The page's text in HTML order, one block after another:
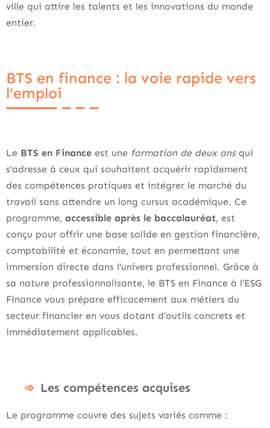
ville qui attire les talents et les innovations du monde
entier.
BTS en finance : la voie rapide vers
l’emploi
Le BTS en Finance est une formation de deux ansqui
s’adresse à ceux qui souhaitent acquérir rapidement
des compétences pratiques et intégrer le marché du
travail sans attendre un long cursus académique. Ce
programme, accessible après le baccalauréat, est
conçu pour offrir une base solide en gestion financière,
comptabilité et économie, tout en permettant une
immersion directe dans l’univers professionnel. Grâce à
sa nature professionnalisante, le BTS en Finance à l’ESG
Finance vous prépare efficacement aux métiers du
secteur financier en vous dotant d’outils concrets et
immédiatement applicables.
Les compétences acquises
Le programme couvre des sujets variés comme :